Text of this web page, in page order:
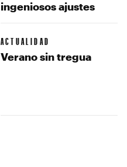
ingeniosos ajustes
ACTUALIDAD
Verano sin tregua